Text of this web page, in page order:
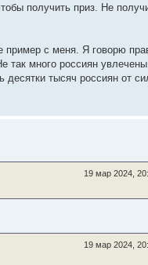
получить приз. Не
пример с меня. Я говорю
так много россиян увлечены
десятки тысяч россиян от
19 мар 2024,
19 мар 2024,